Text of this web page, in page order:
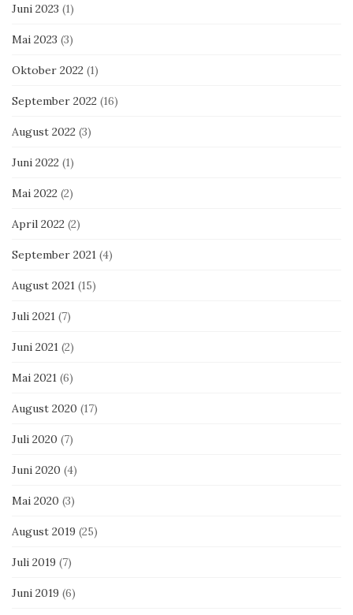
Juni 2023 (1)
Mai 2023 (3)
Oktober 2022 (1)
September 2022 (16)
August 2022 (3)
Juni 2022 (1)
Mai 2022 (2)
April 2022 (2)
September 2021 (4)
August 2021 (15)
Juli 2021 (7)
Juni 2021 (2)
Mai 2021 (6)
August 2020 (17)
Juli 2020 (7)
Juni 2020 (4)
Mai 2020 (3)
August 2019 (25)
Juli 2019 (7)
Juni 2019 (6)